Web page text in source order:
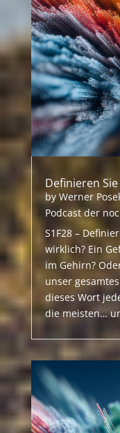
Definieren
by Werner
Podcast der
S1F28 –
wirklich? Ein
im Gehirn?
unser
dieses Wort
die meisten…